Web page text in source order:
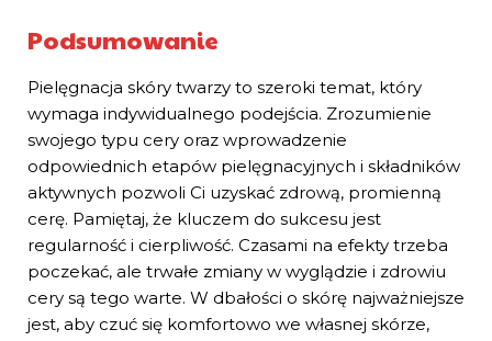
Podsumowanie
Pielęgnacja skóry twarzy to szeroki temat, który
wymaga indywidualnego podejścia. Zrozumienie
swojego typu cery oraz wprowadzenie
odpowiednich etapów pielęgnacyjnych i składników
aktywnych pozwoli Ci uzyskać zdrową, promienną
cerę. Pamiętaj, że kluczem do sukcesu jest
regularność i cierpliwość. Czasami na efekty trzeba
poczekać, ale trwałe zmiany w wyglądzie i zdrowiu
cery są tego warte. W dbałości o skórę najważniejsze
jest, aby czuć się komfortowo we własnej skórze,